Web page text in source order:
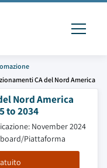
CA del Nord America
Nord America
to 2034
November 2024
Piattaforma